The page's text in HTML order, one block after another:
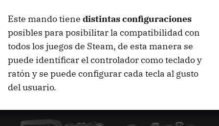
Este mando tiene distintas configuraciones
posibles para posibilitar la compatibilidad con
todos los juegos de Steam, de esta manera se
puede identificar el controlador como teclado y
ratón y se puede configurar cada tecla al gusto
del usuario.